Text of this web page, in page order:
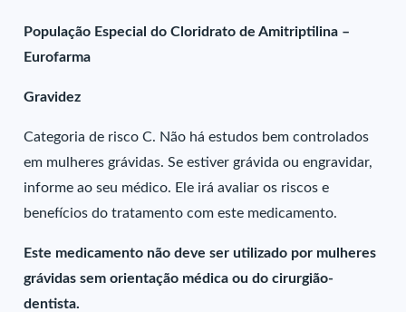
População Especial do Cloridrato de Amitriptilina –
Eurofarma
Gravidez
Categoria de risco C. Não há estudos bem controlados
em mulheres grávidas. Se estiver grávida ou engravidar,
informe ao seu médico. Ele irá avaliar os riscos e
benefícios do tratamento com este medicamento.
Este medicamento não deve ser utilizado por mulheres
grávidas sem orientação médica ou do cirurgião-
dentista.